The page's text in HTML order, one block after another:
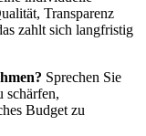
Transparenz
zahlt sich langfristig
Sprechen Sie
schärfen,
Budget zu